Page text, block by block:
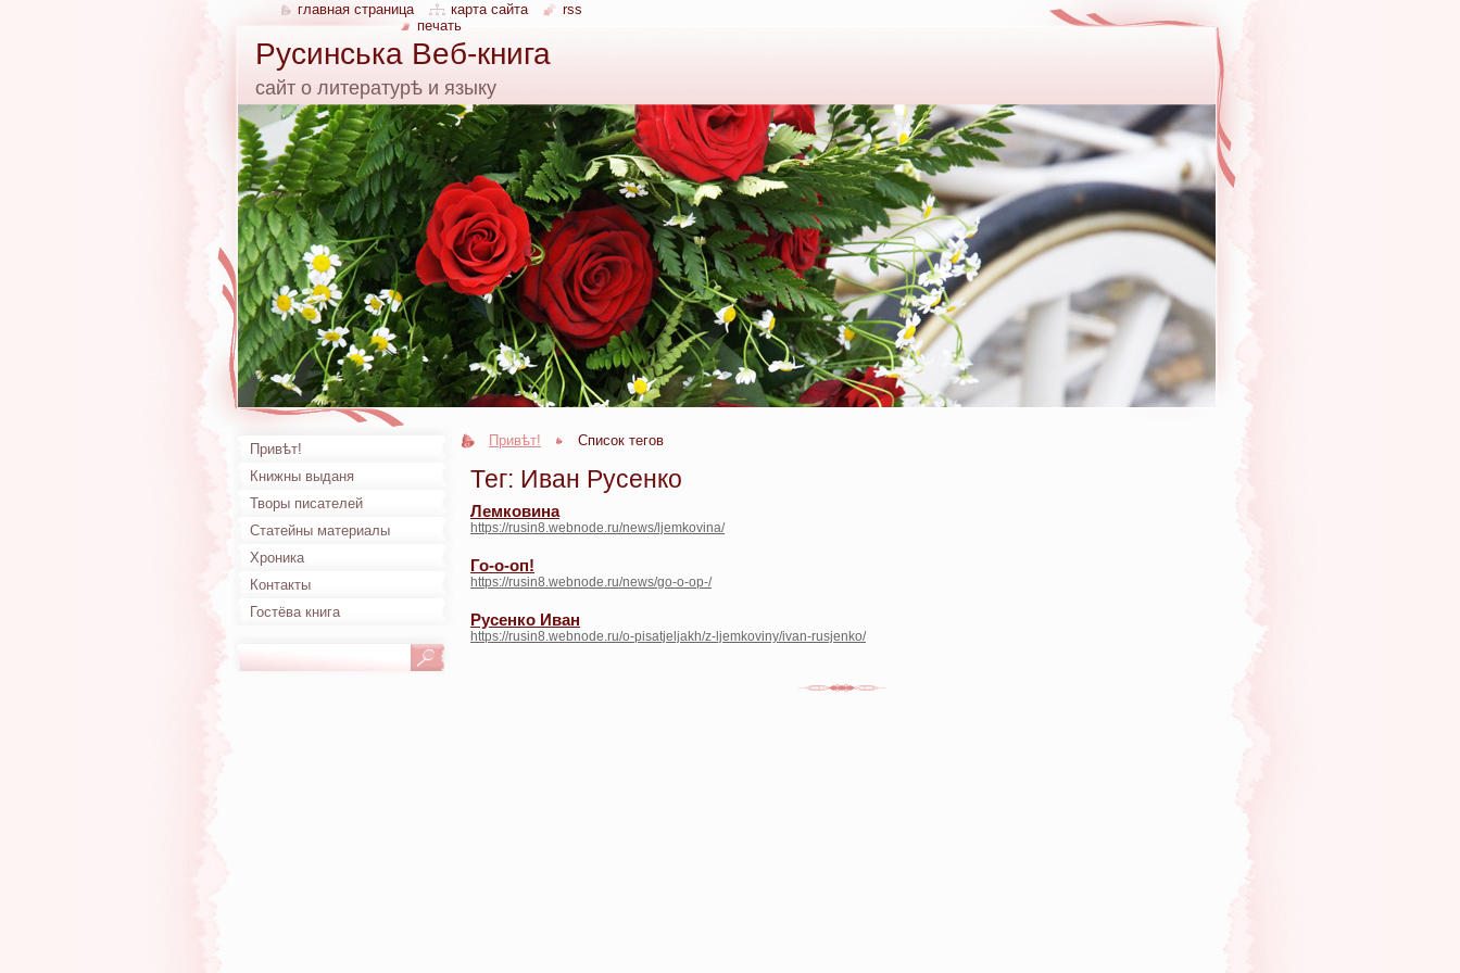
Русинська Веб-книга
сайт о литературѣ и языку
Привѣт! Список тегов
Тег: Иван Русенко
Лемковина
https://rusin8.webnode.ru/news/ljemkovina/
Го-о-оп!
https://rusin8.webnode.ru/news/go-o-op-/
Русенко Иван
https://rusin8.webnode.ru/o-pisatjeljakh/z-ljemkoviny/ivan-rusjenko/
Привѣт!
Книжны выданя
Творы писателей
Статейны материалы
Хроника
Контакты
Гостёва книга
главная страница карта сайта
rss
печать